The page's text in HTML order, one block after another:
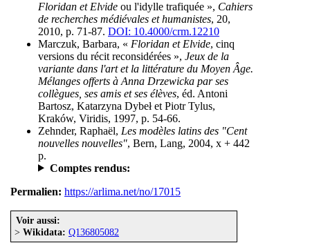
Floridan et Elvide ou l'idylle trafiquée », Cahiers
de recherches médiévales et humanistes, 20,
2010, p. 71-87. DOI: 10.4000/crm.12210
Marczuk, Barbara, « Floridan et Elvide, cinq
versions du récit reconsidérées », Jeux de la
variante dans l'art et la littérature du Moyen Âge.
Mélanges offerts à Anna Drzewicka par ses
collègues, ses amis et ses élèves, éd. Antoni
Bartosz, Katarzyna Dybeł et Piotr Tylus,
Kraków, Viridis, 1997, p. 54-66.
Zehnder, Raphaël, Les modèles latins des "Cent
nouvelles nouvelles", Bern, Lang, 2004, x + 442
p.
Comptes rendus:
Permalien: https://arlima.net/no/17015
Voir aussi:
> Wikidata: Q136805082